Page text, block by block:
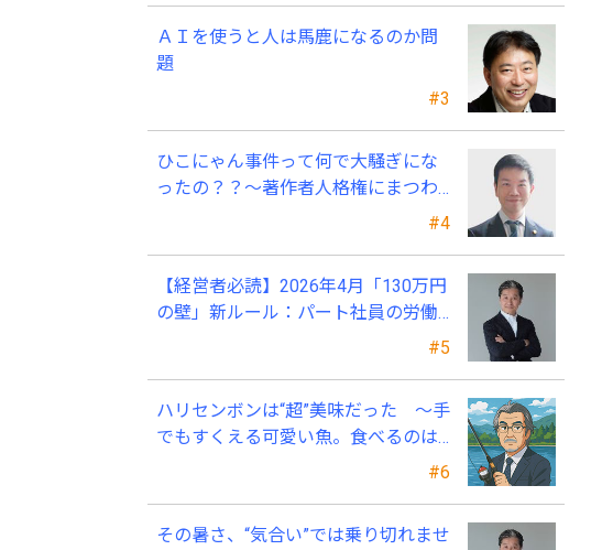
#3
ＡＩを使うと人は馬鹿になるのか問
題
#4
ひこにゃん事件って何で大騒ぎにな
ったの？？～著作者人格権にまつわ
#5
【経営者必読】2026年4月「130万円
の壁」新ルール：パート社員の労働
条件通知書、今すぐ見直すべき理由
#6
ハリセンボンは“超”美味だった ～手
でもすくえる可愛い魚。食べるのは
その暑さ、“気合い”では乗り切れませ